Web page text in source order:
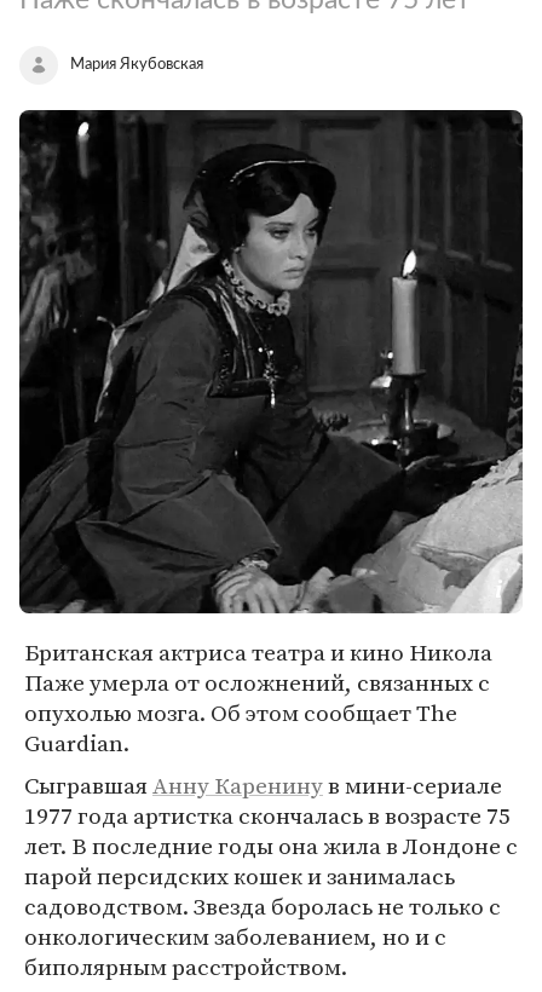
Мария Якубовская
Британская актриса театра и кино Никола
Паже умерла от осложнений, связанных с
опухолью мозга. Об этом сообщает The
Guardian.
СыгравшаяАнну Каренинув мини-сериале
1977 года артистка скончалась в возрасте 75
лет. В последние годы она жила в Лондоне с
парой персидских кошек и занималась
садоводством. Звезда боролась не только с
онкологическим заболеванием, но и с
биполярным расстройством.